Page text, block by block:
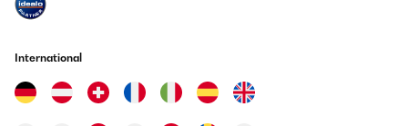
any noise. I did this the next day and the food lasted until the
temperature didnt exceed 18°C. If the temperature had reached
much more I doubt the cool box would keep the food cold for long
International